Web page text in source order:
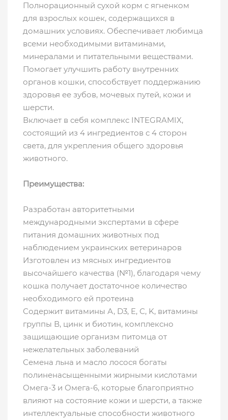
Полнорационный сухой корм с ягненком
для взрослых кошек, содержащихся в
домашних условиях. Обеспечивает любимца
всеми необходимыми витаминами,
минералами и питательными веществами.
Помогает улучшить работу внутренних
органов кошки, способствует поддержанию
здоровья ее зубов, мочевых путей, кожи и
шерсти.
Включает в себя комплекс INTEGRAMIX,
состоящий из 4 ингредиентов с 4 сторон
света, для укрепления общего здоровья
животного.
Преимущества:
Разработан авторитетными
международными экспертами в сфере
питания домашних животных под
наблюдением украинских ветеринаров
Изготовлен из мясных ингредиентов
высочайшего качества (№1), благодаря чему
кошка получает достаточное количество
необходимого ей протеина
Содержит витамины А, D3, E, С, K, витамины
группы В, цинк и биотин, комплексно
защищающие организм питомца от
нежелательных заболеваний
Семена льна и масло лосося богаты
полиненасыщенными жирными кислотами
Омега-3 и Омега-6, которые благоприятно
влияют на состояние кожи и шерсти, а также
интеллектуальные способности животного